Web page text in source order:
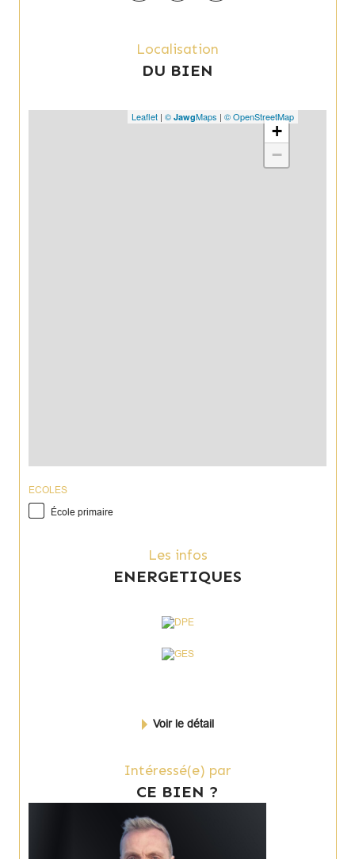
Localisation
DU BIEN
+
−
Leaflet | © JawgMaps | © OpenStreetMap
ECOLES
École primaire
Les infos
ENERGETIQUES
Voir le détail
Intéressé(e) par
CE BIEN ?